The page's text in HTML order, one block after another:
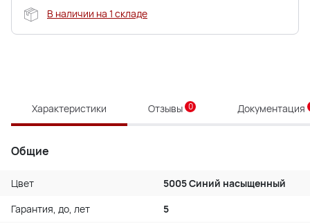
В наличии на 1 складе
Характеристики Отзывы 0 Документация
Общие
Цвет
5005 Синий насыщенный
Гарантия, до, лет
5